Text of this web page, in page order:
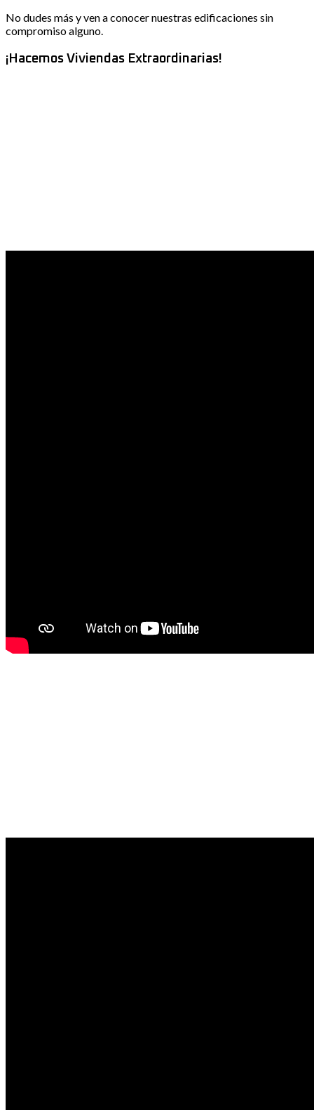
No dudes más y ven a conocer nuestras edificaciones sin
compromiso alguno.
¡Hacemos Viviendas Extraordinarias!